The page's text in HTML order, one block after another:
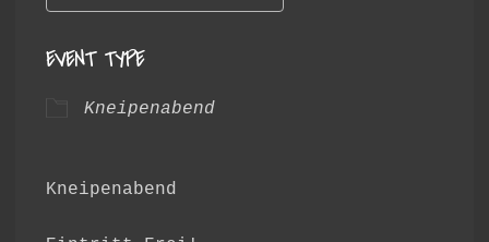
EVENT TYPE
Kneipenabend
Kneipenabend